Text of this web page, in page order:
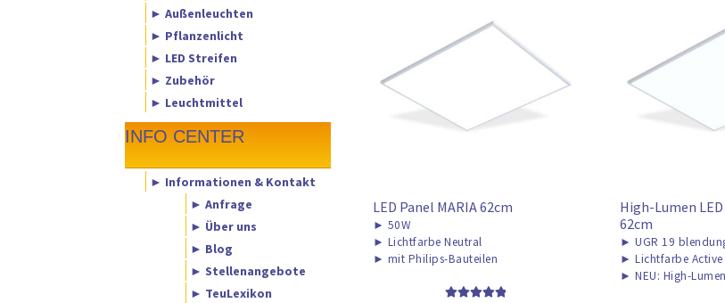
LED Panel MARIA 62cm
► 50W
► Lichtfarbe Neutral
► mit Philips-Bauteilen
High-Lumen
62cm
► UGR 19
► Lichtfarbe
► NEU: High-
► Außenleuchten
► Pflanzenlicht
► LED Streifen
► Zubehör
► Leuchtmittel
INFO CENTER
► Informationen & Kontakt
► Anfrage
► Über uns
► Blog
► Stellenangebote
► TeuLexikon